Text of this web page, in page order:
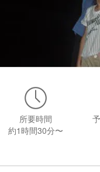
所要時間
約1時間30分〜